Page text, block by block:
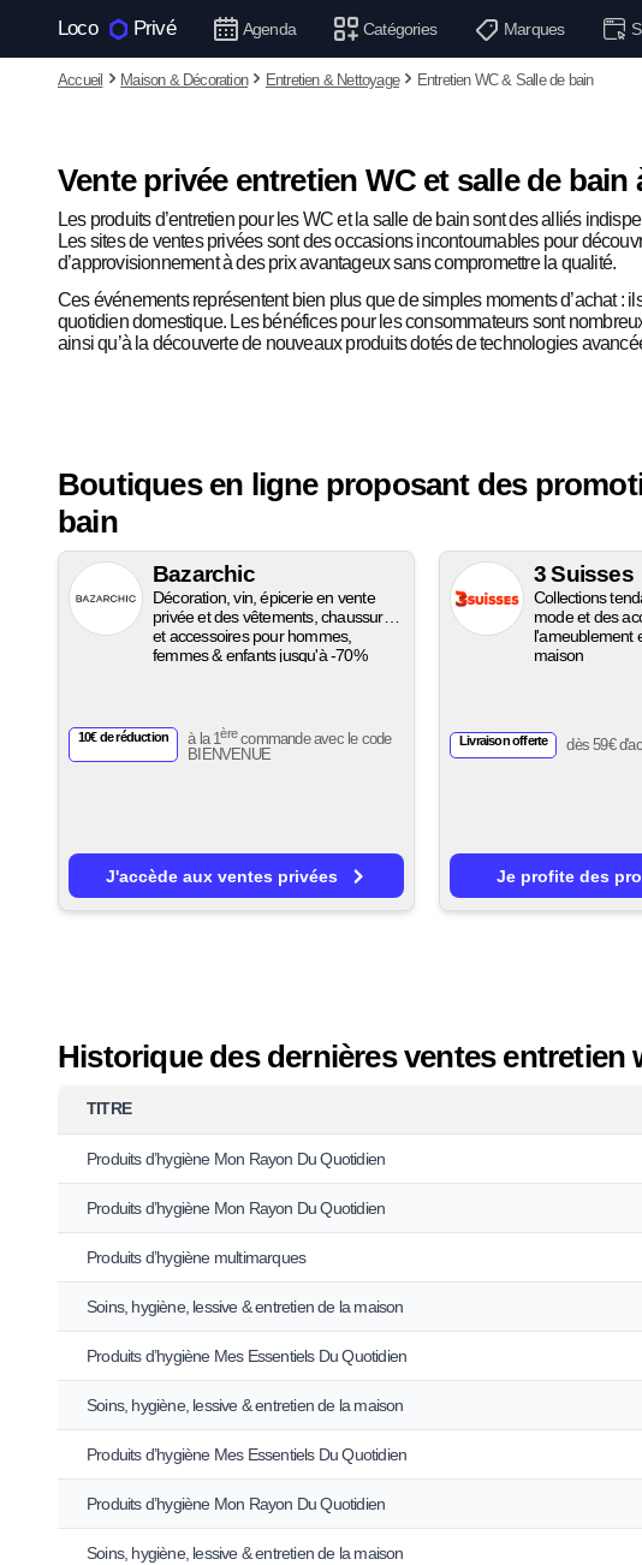
Loco Privé Agenda Catégories Marques
Accueil Maison & Décoration Entretien & Nettoyage Entretien WC & Salle de bain
Vente privée entretien WC et salle de bain
Les produits d’entretien pour les WC et la salle de bain sont des alliés
Les sites de ventes privées sont des occasions incontournables pour
d’approvisionnement à des prix avantageux sans compromettre la qualité.
Ces événements représentent bien plus que de simples moments d’achat :
quotidien domestique. Les bénéfices pour les consommateurs sont
ainsi qu’à la découverte de nouveaux produits dotés de technologies
Boutiques en ligne proposant des
bain
Bazarchic
Décoration, vin, épicerie en vente
privée et des vêtements, chaussures
et accessoires pour hommes,
femmes & enfants jusqu'à -70%
10€ de réduction à la 1èrecommande avec le code
BIENVENUE
J'accède aux ventes privées
3 Suisses
Collections
mode et des
l'ameublement
maison
Livraison offerte dès 59€
Je profite des
Historique des dernières ventes entretien
TITRE
Produits d’hygiène Mon Rayon Du Quotidien
Produits d’hygiène Mon Rayon Du Quotidien
Produits d’hygiène multimarques
Soins, hygiène, lessive & entretien de la maison
Produits d’hygiène Mes Essentiels Du Quotidien
Soins, hygiène, lessive & entretien de la maison
Produits d’hygiène Mes Essentiels Du Quotidien
Produits d’hygiène Mon Rayon Du Quotidien
Soins, hygiène, lessive & entretien de la maison